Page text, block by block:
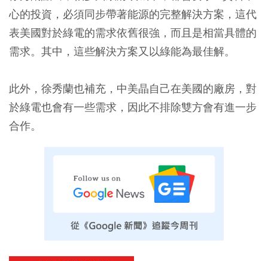
心的投資，必須同步帶著能源的完整解決方案，這代
表美國對於綠電的需求依舊很強，而且是相當具體的
需求。其中，這些解決方案又以綠能為最佳解。
此外，徐秀蘭也補充，中美晶自己在美國的廠房，對
於綠電也會有一些需求，因此不排除雙方會有進一步
合作。